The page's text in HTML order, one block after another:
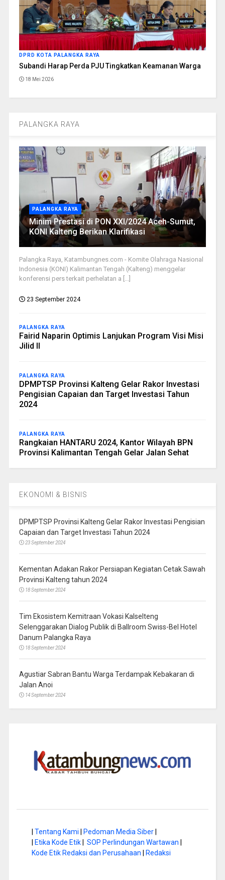
DPRD KOTA PALANGKA RAYA
Subandi Harap Perda PJU Tingkatkan Keamanan Warga
18 Mei 2026
PALANGKA RAYA
PALANGKA RAYA
Minim Prestasi di PON XXI/2024 Aceh-Sumut,
KONI Kalteng Berikan Klarifikasi
Palangka Raya, Katambungnes.com - Komite Olahraga Nasional
Indonesia (KONI) Kalimantan Tengah (Kalteng) menggelar
konferensi pers terkait perhelatan a [...]
23 September 2024
PALANGKA RAYA
Fairid Naparin Optimis Lanjukan Program Visi Misi
Jilid II
PALANGKA RAYA
DPMPTSP Provinsi Kalteng Gelar Rakor Investasi
Pengisian Capaian dan Target Investasi Tahun
2024
PALANGKA RAYA
Rangkaian HANTARU 2024, Kantor Wilayah BPN
Provinsi Kalimantan Tengah Gelar Jalan Sehat
EKONOMI & BISNIS
DPMPTSP Provinsi Kalteng Gelar Rakor Investasi Pengisian
Capaian dan Target Investasi Tahun 2024
23 September 2024
Kementan Adakan Rakor Persiapan Kegiatan Cetak Sawah
Provinsi Kalteng tahun 2024
18 September 2024
Tim Ekosistem Kemitraan Vokasi Kalselteng
Selenggarakan Dialog Publik di Ballroom Swiss-Bel Hotel
Danum Palangka Raya
18 September 2024
Agustiar Sabran Bantu Warga Terdampak Kebakaran di
Jalan Anoi
14 September 2024
Tentang Kami Pedoman Media Siber|
Etika Kode Etik| SOP Perlindungan Wartawan
Kode Etik Redaksi dan Perusahaan
Redaksi